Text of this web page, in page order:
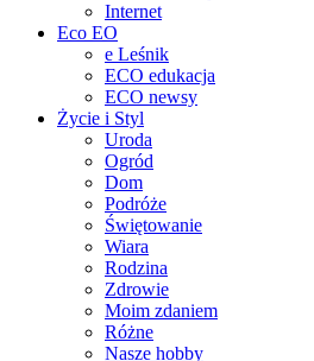
Internet
Eco EO
e Leśnik
ECO edukacja
ECO newsy
Życie i Styl
Uroda
Ogród
Dom
Podróże
Świętowanie
Wiara
Rodzina
Zdrowie
Moim zdaniem
Różne
Nasze hobby